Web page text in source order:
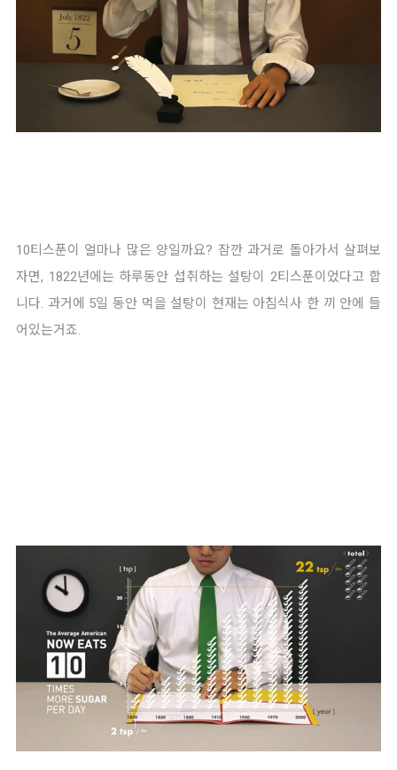
10티스푼이 얼마나 많은 양일까요? 잠깐 과거로 돌아가서 살펴보
자면, 1822년에는 하루동안 섭취하는 설탕이 2티스푼이었다고 합
니다. 과거에 5일 동안 먹을 설탕이 현재는 아침식사 한 끼 안에 들
어있는거죠.